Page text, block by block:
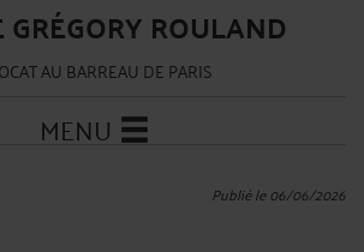
GRÉGORY ROULAND
AU BARREAU DE PARIS
MENU
Publié le 06/06/2026